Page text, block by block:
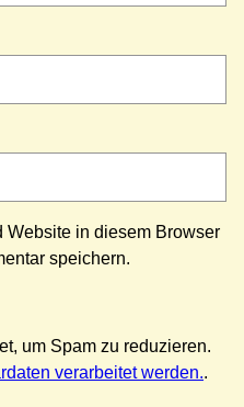
Website in diesem Browser
speichern.
um Spam zu reduzieren.
verarbeitet werden..